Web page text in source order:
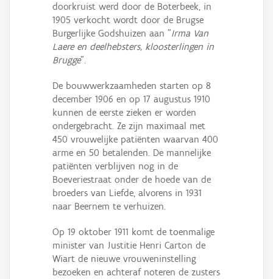
doorkruist werd door de Boterbeek, in
1905 verkocht wordt door de Brugse
Burgerlijke Godshuizen aan "Irma Van
Laere en deelhebsters, kloosterlingen in
Brugge".
De bouwwerkzaamheden starten op 8
december 1906 en op 17 augustus 1910
kunnen de eerste zieken er worden
ondergebracht. Ze zijn maximaal met
450 vrouwelijke patiënten waarvan 400
arme en 50 betalenden. De mannelijke
patiënten verblijven nog in de
Boeveriestraat onder de hoede van de
broeders van Liefde, alvorens in 1931
naar Beernem te verhuizen.
Op 19 oktober 1911 komt de toenmalige
minister van Justitie Henri Carton de
Wiart de nieuwe vrouweninstelling
bezoeken en achteraf noteren de zusters